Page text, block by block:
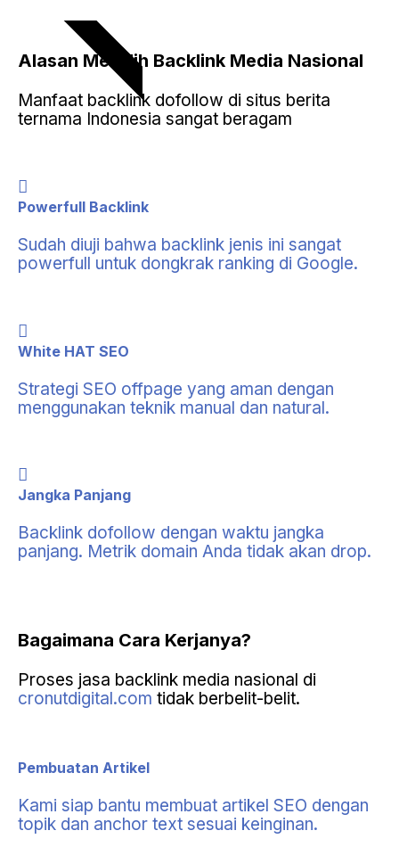
POPULAR
Alasan Memilih Backlink Media Nasional
Manfaat backlink dofollow di situs berita
ternama Indonesia sangat beragam
Powerfull Backlink
Sudah diuji bahwa backlink jenis ini sangat
powerfull untuk dongkrak ranking di Google.
White HAT SEO
Strategi SEO offpage yang aman dengan
menggunakan teknik manual dan natural.
Jangka Panjang
Backlink dofollow dengan waktu jangka
panjang. Metrik domain Anda tidak akan drop.
Bagaimana Cara Kerjanya?
Proses jasa backlink media nasional di
cronutdigital.com tidak berbelit-belit.
Pembuatan Artikel
Kami siap bantu membuat artikel SEO dengan
topik dan anchor text sesuai keinginan.